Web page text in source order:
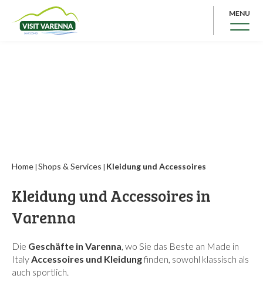
MENU
Home | Shops & Services | Kleidung und Accessoires
Kleidung und Accessoires in
Varenna
Die Geschäfte in Varenna, wo Sie das Beste an Made in
ItalyAccessoires und Kleidungfinden, sowohl klassisch als
auch sportlich.